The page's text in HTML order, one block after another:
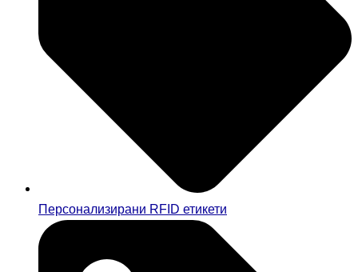
Персонализирани RFID етикети